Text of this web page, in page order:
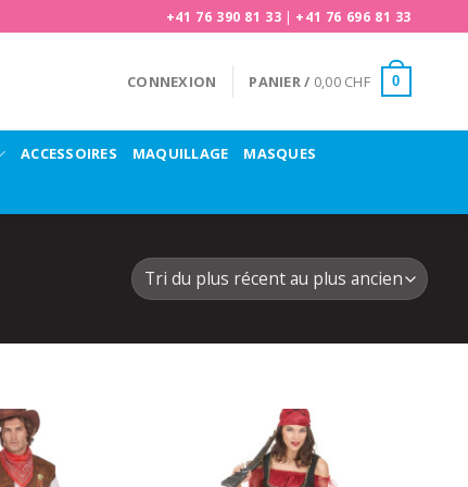
+41 76 390 81 33 | +41 76 696 81 33
CONNEXION PANIER / 0,00 CHF 0
ACCESSOIRES MAQUILLAGE MASQUES